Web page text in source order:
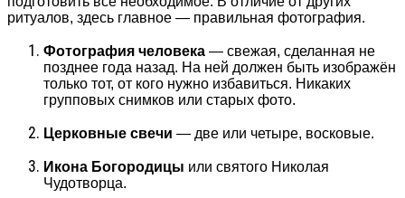
ритуалов, здесь главное — правильная фотография.
Фотография человека — свежая, сделанная не
позднее года назад. На ней должен быть изображён
только тот, от кого нужно избавиться. Никаких
групповых снимков или старых фото.
Церковные свечи — две или четыре, восковые.
Икона Богородицы или святого Николая
Чудотворца.